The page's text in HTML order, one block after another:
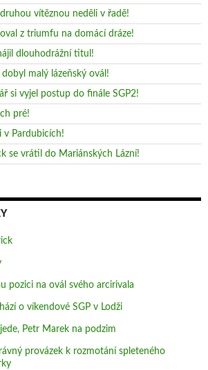
vítěznou neděli v řadě!
z triumfu na domácí dráze!
dlouhodrážní titul!
malý lázeňský ovál!
si vyjel postup do finále SGP2!
pré!
v Pardubicích!
se vrátil do Mariánských Lázní!
pozici na ovál svého arcirivala
o víkendové SGP v Lodži
Petr Marek na podzim
provázek k rozmotání spleteného